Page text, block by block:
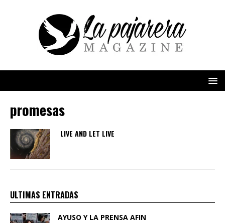
promesas
LIVE AND LET LIVE
ULTIMAS ENTRADAS
AYUSO Y LA PRENSA AFIN